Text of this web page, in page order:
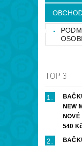
TOP 3
NEW
NOVÉ
540